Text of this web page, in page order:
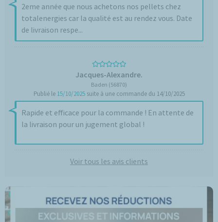
2eme année que nous achetons nos pellets chez
totalenergies car la qualité est au rendez vous. Date
de livraison respe...
Jacques-Alexandre.
Baden (56870)
Publié le 15/10/2025suite à une commande du 14/10/2025
Rapide et efficace pour la commande ! En attente de
la livraison pour un jugement global !
Voir tous les avis clients